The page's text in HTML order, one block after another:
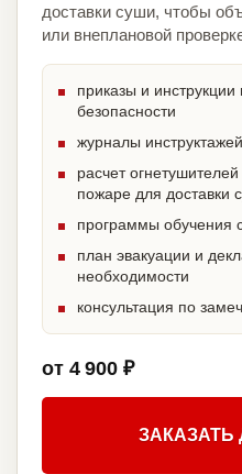
доставки суши, чтобы
или внеплановой
приказы и
безопасности
журналы
расчет
пожаре для доставки
программы обучения
план эвакуации и
необходимости
консультация по
от 4 900 ₽
ЗАКАЗАТЬ